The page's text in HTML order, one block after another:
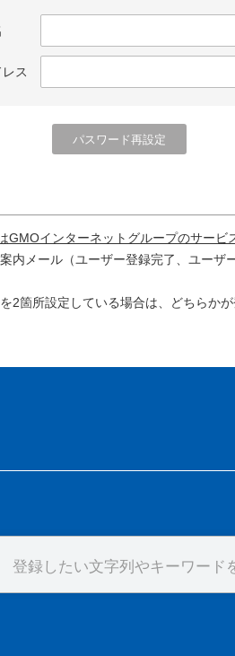
ス
GMOインターネットグループのサービ
内メール（ユーザー登録完了、ユーザ
2箇所設定している場合は、どちらか